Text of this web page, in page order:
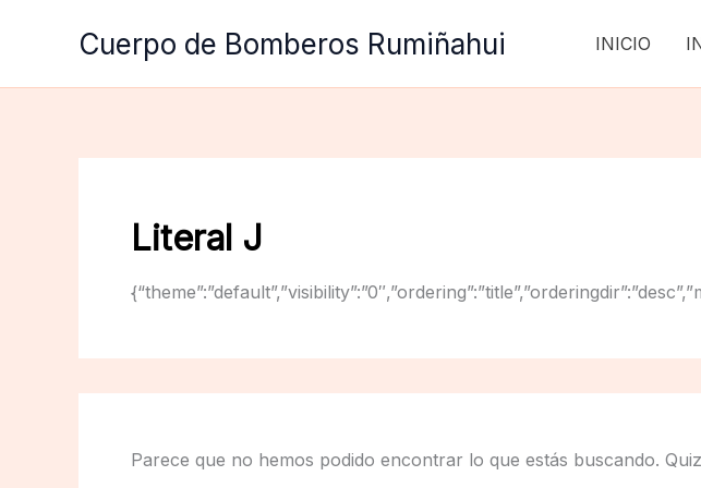
Cuerpo de Bomberos Rumiñahui INICIO
Literal J
Parece que no hemos podido encontrar lo que estás buscando.